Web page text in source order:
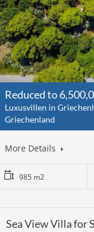
Reduced to
Luxusvillen in
Griechenland
More Details
985 m2
Sea View Villa for